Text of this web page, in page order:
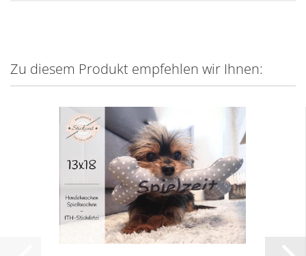
Zu diesem Produkt empfehlen wir Ihnen: